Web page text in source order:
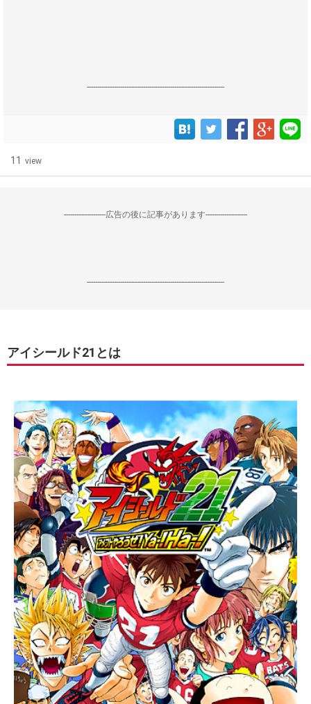
------------------------------------------------------------------
11 view
--------------------広告の後に記事があります--------------------
------------------------------------------------------------------
アイシールド21とは